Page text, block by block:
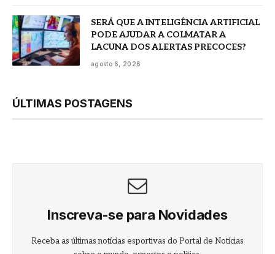
SERÁ QUE A INTELIGÊNCIA ARTIFICIAL
PODE AJUDAR A COLMATAR A
LACUNA DOS ALERTAS PRECOCES?
agosto 6, 2026
ÚLTIMAS POSTAGENS
Inscreva-se para Novidades
Receba as últimas notícias esportivas do Portal de Notícias